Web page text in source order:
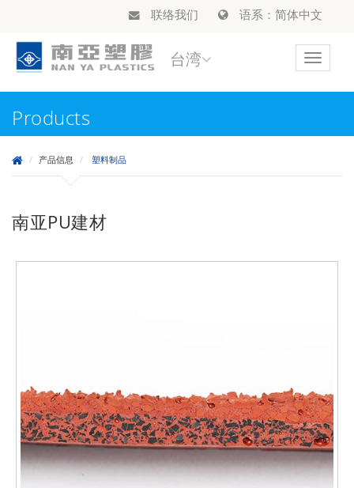
联络我们 语系：简体中文
Toggle
台湾
Products
产品信息 塑料制品
南亚PU建材